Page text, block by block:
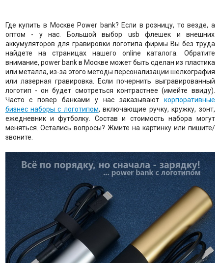
Где купить в Москве Power bank? Если в розницу, то везде, а
оптом - у нас. Большой выбор usb флешек и внешних
аккумуляторов для гравировки логотипа фирмы Вы без труда
найдете на страницах нашего online каталога. Обратите
внимание, power bank в Москве может быть сделан из пластика
или металла, из-за этого методы персонализации шелкография
или лазерная гравировка. Если почернить выгравированный
логотип - он будет смотреться контрастнее (имейте ввиду).
Часто с повер банками у нас заказывают корпоративные
бизнес наборы с логотипом, включающие ручку, кружку, зонт,
ежедневник и футболку. Состав и стоимость набора могут
меняться. Остались вопросы? Жмите на картинку или пишите/
звоните.